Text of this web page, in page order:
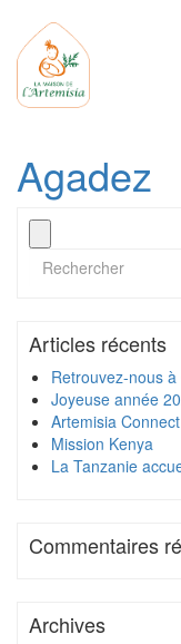
Agadez
Articles récents
Retrouvez-nous
Joyeuse année
Artemisia
Mission Kenya
La Tanzanie
Commentaires
Archives